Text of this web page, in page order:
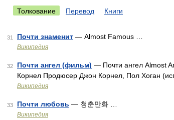
Толкование Перевод Книги
31 Почти знаменит — Almost Famous …
Википедия
32 Почти ангел (фильм) — Почти ангел Almost
Корнел Продюсер Джон Корнел, Пол Хоган
Википедия
33 Почти любовь — 청춘만화 …
Википедия